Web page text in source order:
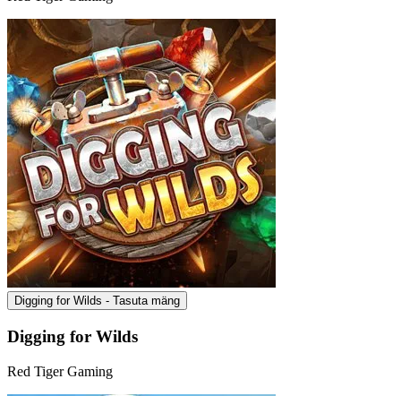
Digging for Wilds - Tasuta mäng
Digging for Wilds
Red Tiger Gaming